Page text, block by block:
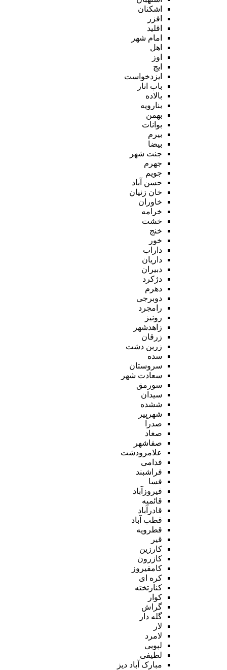
اشکنان
افزر
اقلید
امام شهر
اهل
اوز
ایج
ایزدخواست
باب انار
بالاده
بنارویه
بهمن
بوانات
بیرم
بیضا
جنت شهر
جهرم
جویم
حسن آباد
خان زنیان
خاوران
خرامه
خشت
خنج
خور
داراب
داریان
دبیران
دژکرد
دهرم
دوبرجی
رامجرد
رونیز
زاهدشهر
زرقان
زرین دشت
سده
سروستان
سعادت شهر
سورمق
سیدان
ششده
شهرپیر
صدرا
صغاد
صفاشهر
علامرودشت
فدامی
فراشبند
فسا
فیروزآباد
قائمیه
قادرآباد
قطب آباد
قطرویه
قیر
کارزین
کازرون
کامفیروز
کره ای
کنارتخته
کوار
گراش
گله دار
لار
لامرد
لپویی
لطیفی
مبارک آباد دیز